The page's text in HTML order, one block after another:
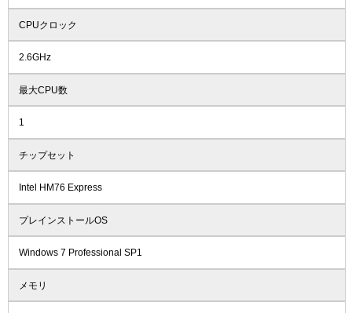
CPUクロック
2.6GHz
最大CPU数
1
チップセット
Intel HM76 Express
プレインストールOS
Windows 7 Professional SP1
メモリ